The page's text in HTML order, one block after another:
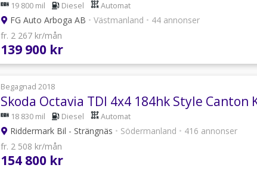
19 800 mil Diesel Automat
FG Auto Arboga AB • Västmanland • 44 annonser
fr. 2 267 kr/mån
139 900 kr
Begagnad 2018
18 830 mil Diesel Automat
Riddermark Bil - Strängnäs • Södermanland • 416 annonser
fr. 2 508 kr/mån
154 800 kr